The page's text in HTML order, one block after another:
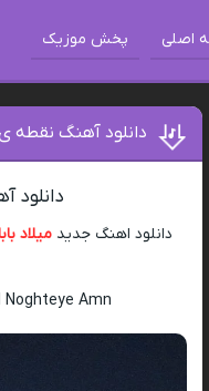
اصلی پخش موزیک
دانلود آهنگ نقطه
دانلود
دانلود اهنگ جدیدمیلاد
Noghteye Amn